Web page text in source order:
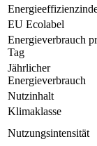
EU Ecolabel
Energieverbrauch
Tag
Jährlicher
Energieverbrauch
Nutzinhalt
Klimaklasse
Nutzungsintensität